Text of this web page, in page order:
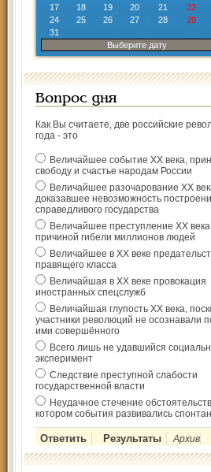
17
18 19 20 21 22
24
25 26 27 28 29
31
Выберите дату
Вопрос дня
Как Вы считаете, две российские
года - это
Величайшее событие ХХ века,
свободу и счастье народам России
Величайшее разочарование ХХ
доказавшее невозможность
справедливого государства
Величайшее преступление ХХ
причиной гибели миллионов людей
Величайшее в ХХ веке
правящего класса
Величайшая в ХХ веке провокация
иностранных спецслужб
Величайшая глупость ХХ века,
участники революций не осознавали
ими совершённого
Всего лишь не удавшийся
эксперимент
Следствие преступной слабости
государственной власти
Неудачное стечение
котором события развивались
Архив